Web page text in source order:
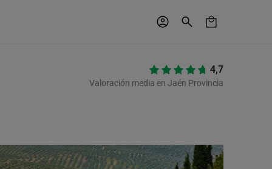
4,7
Valoración media en Jaén Provincia